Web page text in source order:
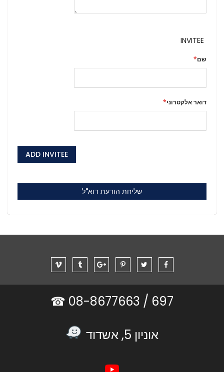
INVITEE
שם
דואר אלקטרוני
ADD INVITEE
שליחת הודעת דוא"ל
697 /
אוניון 5, אשדוד